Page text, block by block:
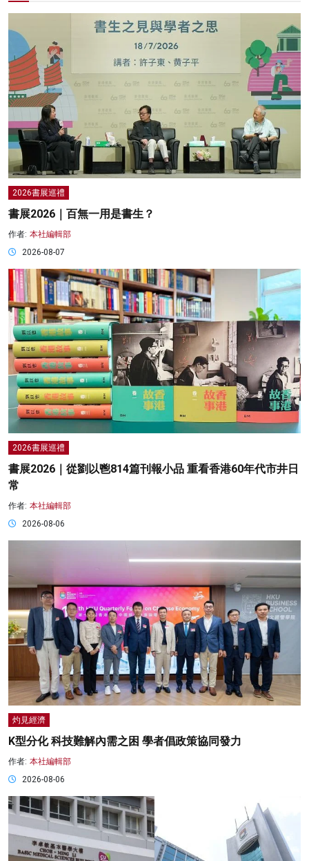
2026書展巡禮
書展2026｜百無一用是書生？
作者: 本社編輯部
2026-08-07
2026書展巡禮
書展2026｜從劉以鬯814篇刊報小品 重看香港60年代市井日
常
作者: 本社編輯部
2026-08-06
灼見經濟
K型分化 科技難解內需之困 學者倡政策協同發力
作者: 本社編輯部
2026-08-06